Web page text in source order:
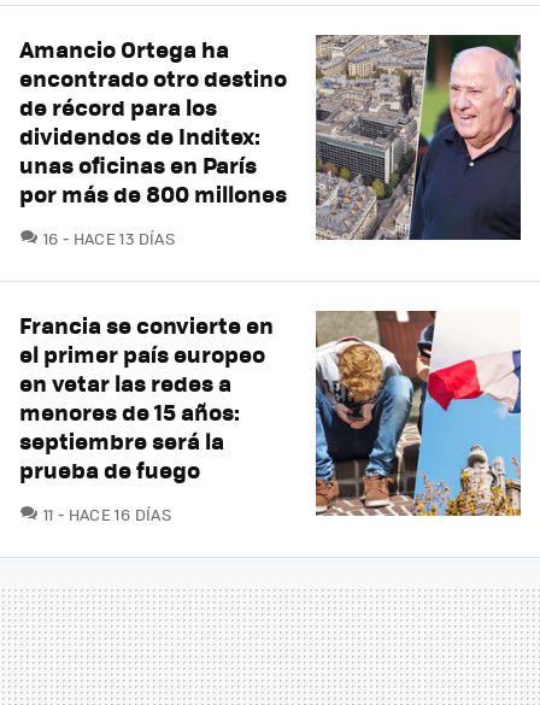
Amancio Ortega ha
encontrado otro destino
de récord para los
dividendos de Inditex:
unas oficinas en París
por más de 800 millones
16 COMENTARIOS
HACE 13 DÍAS
Francia se convierte en
el primer país europeo
en vetar las redes a
menores de 15 años:
septiembre será la
prueba de fuego
11 COMENTARIOS
HACE 16 DÍAS